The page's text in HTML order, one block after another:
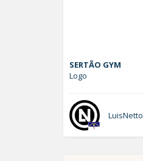
SERTÃO GYM
Logo
LuisNetto